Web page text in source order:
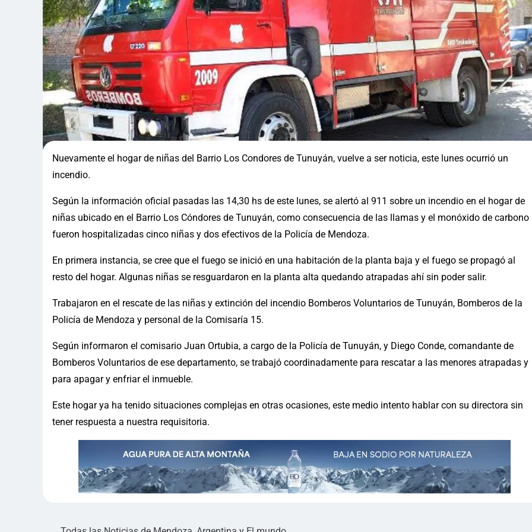
Nuevamente el hogar de niñas del Barrio Los Condores de Tunuyán, vuelve a ser noticia, este lunes ocurrió un
incendio.
Según la información oficial pasadas las 14,30 hs de este lunes, se alertó al 911 sobre un incendio en el hogar de
niñas ubicado en el Barrio Los Cóndores de Tunuyán, como consecuencia de las llamas y el monóxido de carbono
fueron hospitalizadas cinco niñas y dos efectivos de la Policía de Mendoza.
En primera instancia, se cree que el fuego se inició en una habitación de la planta baja y el fuego se propagó al
resto del hogar. Algunas niñas se resguardaron en la planta alta quedando atrapadas ahí sin poder salir.
Trabajaron en el rescate de las niñas y extinción del incendio Bomberos Voluntarios de Tunuyán, Bomberos de la
Policía de Mendoza y personal de la Comisaría 15.
Según informaron el comisario Juan Ortubia, a cargo de la Policía de Tunuyán, y Diego Conde, comandante de
Bomberos Voluntarios de ese departamento, se trabajó coordinadamente para rescatar a las menores atrapadas y
para apagar y enfriar el inmueble.
Este hogar ya ha tenido situaciones complejas en otras ocasiones, este medio intento hablar con su directora sin
tener respuesta a nuestra requisitoria.